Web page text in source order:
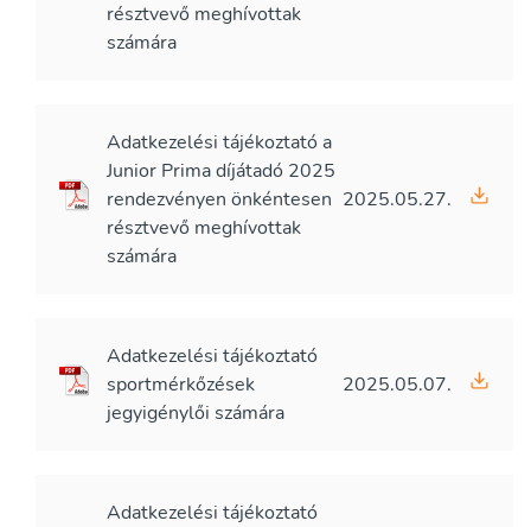
résztvevő meghívottak
számára
Adatkezelési tájékoztató a
Junior Prima díjátadó 2025
rendezvényen önkéntesen
résztvevő meghívottak
számára
2025.05.27.
Adatkezelési tájékoztató
sportmérkőzések
jegyigénylői számára
2025.05.07.
Adatkezelési tájékoztató